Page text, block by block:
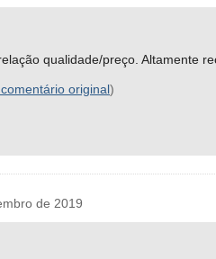
qualidade/preço. Altamente
original)
de 2019